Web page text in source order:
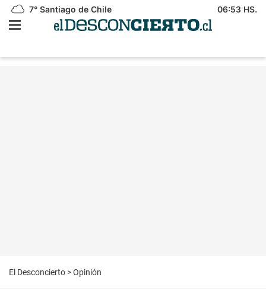
7° Santiago de Chile 06:53 HS.
El Desconcierto >Opinión